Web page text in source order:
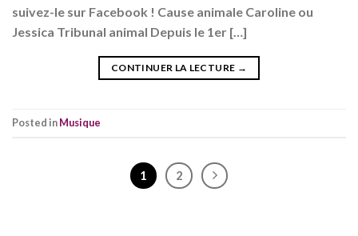
suivez-le sur Facebook ! Cause animale Caroline ou
Jessica Tribunal animal Depuis le 1er […]
CONTINUER LA LECTURE →
Posted inMusique
1 2